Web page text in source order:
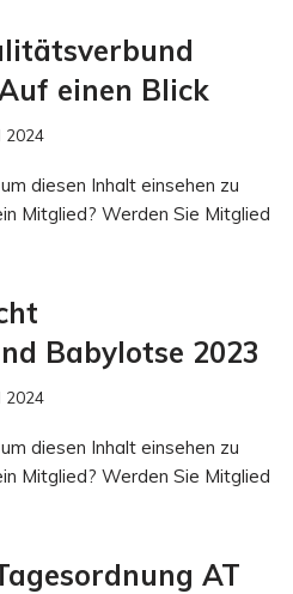
einen Blick
2024
diesen Inhalt einsehen zu
Mitglied? Werden Sie Mitglied
Babylotse 2023
2024
diesen Inhalt einsehen zu
Mitglied? Werden Sie Mitglied
AT